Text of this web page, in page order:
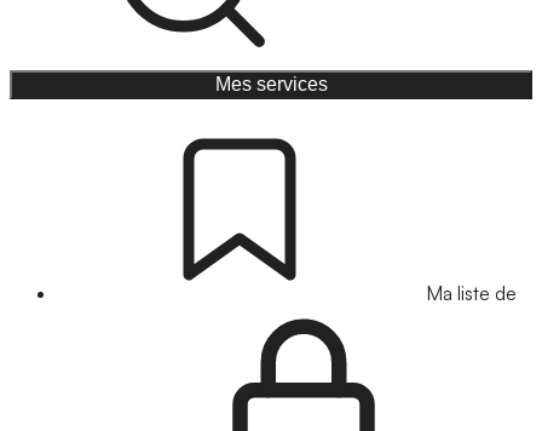
Mes services
Ma liste de